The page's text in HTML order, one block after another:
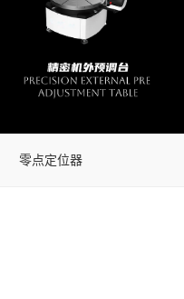
零点定位器